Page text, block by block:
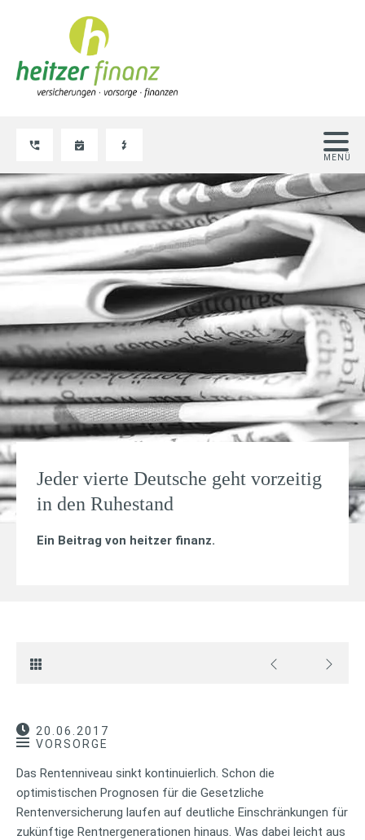
Jeder vierte Deutsche geht vorzeitig
in den Ruhestand
Ein Beitrag von heitzer finanz.
20.06.2017
VORSORGE
Das Rentenniveau sinkt kontinuierlich. Schon die
optimistischen Prognosen für die Gesetzliche
Rentenversicherung laufen auf deutliche Einschränkungen für
zukünftige Rentnergenerationen hinaus. Was dabei leicht aus